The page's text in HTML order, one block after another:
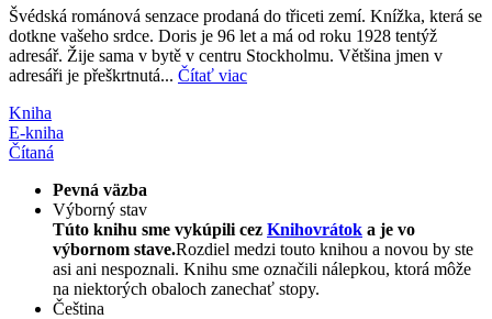
Švédská románová senzace prodaná do třiceti zemí. Knížka, která se
dotkne vašeho srdce. Doris je 96 let a má od roku 1928 tentýž
adresář. Žije sama v bytě v centru Stockholmu. Většina jmen v
adresáři je přeškrtnutá... Čítať viac
Kniha
E-kniha
Čítaná
Pevná väzba
Výborný stav
Túto knihu sme vykúpili cez Knihovrátok a je vo
výbornom stave.Rozdiel medzi touto knihou a novou by ste
asi ani nespoznali. Knihu sme označili nálepkou, ktorá môže
na niektorých obaloch zanechať stopy.
Čeština